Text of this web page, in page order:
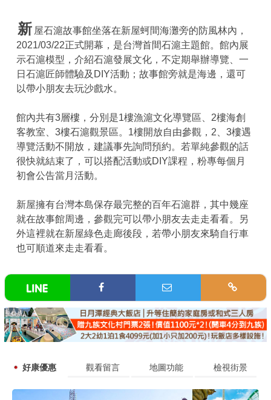
新 屋石滬故事館坐落在新屋蚵間海灘旁的防風林內，
2021/03/22正式開幕，是台灣首間石滬主題館。館內展
示石滬模型，介紹石滬發展文化，不定期舉辦導覽、一
日石滬匠師體驗及DIY活動；故事館旁就是海邊，還可
以帶小朋友去玩沙戲水。
館內共有3層樓，分別是1樓漁滬文化導覽區、2樓海創
客教室、3樓石滬觀景區。1樓開放自由參觀，2、3樓遇
導覽活動不開放，建議事先詢問預約。若單純參觀的話
很快就結束了，可以搭配活動或DIY課程，粉專每個月
初會公告當月活動。
新屋擁有台灣本島保存最完整的百年石滬群，其中幾座
就在故事館周邊，參觀完可以帶小朋友去走走看看。另
外這裡就在新屋綠色走廊後段，若帶小朋友來騎自行車
也可順道來走走看看。
好康優惠 觀看留言 地圖功能 檢視街景